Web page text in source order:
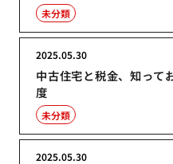
未分類
中古住宅と税金、知って
度
2025.05.30
未分類
2025.05.30